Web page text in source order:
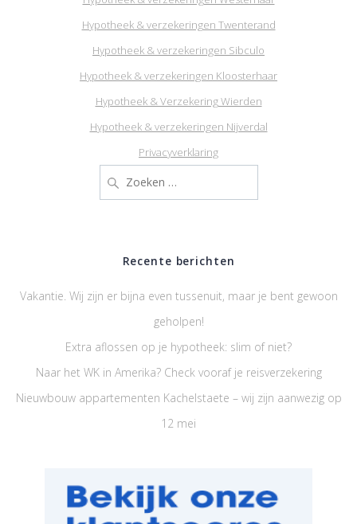
Hypotheek & verzekeringen Twenterand
Hypotheek & verzekeringen Sibculo
Hypotheek & verzekeringen Kloosterhaar
Hypotheek & Verzekering Wierden
Hypotheek & verzekeringen Nijverdal
Privacyverklaring
naar:
Recente berichten
Vakantie. Wij zijn er bijna even tussenuit, maar je bent gewoon
geholpen!
Extra aflossen op je hypotheek: slim of niet?
Naar het WK in Amerika? Check vooraf je reisverzekering
Nieuwbouw appartementen Kachelstaete – wij zijn aanwezig op
12 mei